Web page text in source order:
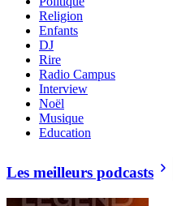
Religion
Enfants
DJ
Rire
Radio Campus
Interview
Noël
Musique
Education
Les meilleurs podcasts